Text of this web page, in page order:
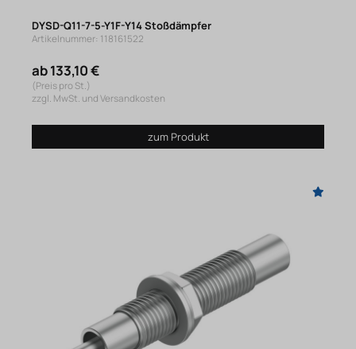
DYSD-Q11-7-5-Y1F-Y14 Stoßdämpfer
Artikelnummer: 118161522
ab 133,10 €
(Preis pro St.)
zzgl. MwSt. und Versandkosten
zum Produkt